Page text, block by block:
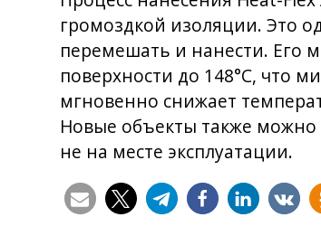
громоздкой изоляции. Это
перемешать и нанести. Его
поверхности до 148°C, что
мгновенно снижает
Новые объекты также можно
не на месте эксплуатации.